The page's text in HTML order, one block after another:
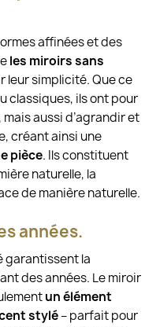
affinées et des
les miroirs sans
leur simplicité. Que ce
classiques, ils ont pour
aussi d’agrandir et
créant ainsi une
pièce. Ils constituent
naturelle, la
de manière naturelle.
années.
garantissent la
des années. Le miroir
un élément
stylé– parfait pour